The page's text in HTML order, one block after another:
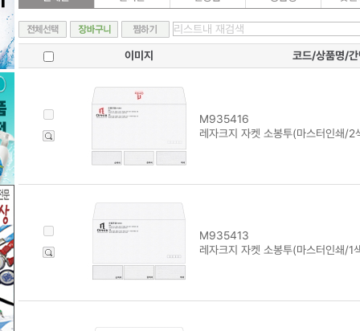
이미지 코드/상품명/간
M935416
레자크지 자켓 소봉투(마스터인쇄/
M935413
레자크지 자켓 소봉투(마스터인쇄/1